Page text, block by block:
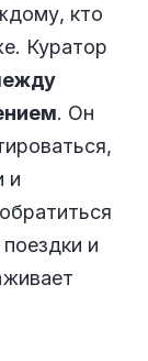
кто
Куратор
. Он
и
и